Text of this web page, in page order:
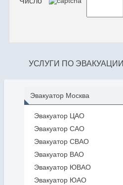
УСЛУГИ ПО ЭВАКУАЦИИ
Эвакуатор Москва
Эвакуатор ЦАО
Эвакуатор САО
Эвакуатор СВАО
Эвакуатор ВАО
Эвакуатор ЮВАО
Эвакуатор ЮАО